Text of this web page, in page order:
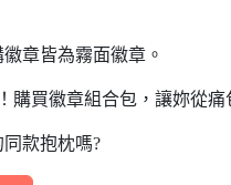
章皆為霧面徽章。
購買徽章組合包，讓妳從
款抱枕嗎?